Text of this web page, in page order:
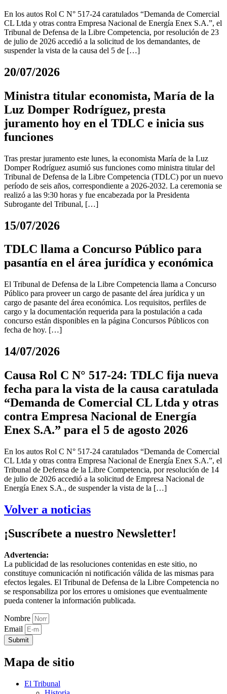
En los autos Rol C N° 517-24 caratulados “Demanda de Comercial
CL Ltda y otras contra Empresa Nacional de Energía Enex S.A.”, el
Tribunal de Defensa de la Libre Competencia, por resolución de 23
de julio de 2026 accedió a la solicitud de los demandantes, de
suspender la vista de la causa del 5 de […]
20/07/2026
Ministra titular economista, María de la
Luz Domper Rodríguez, presta
juramento hoy en el TDLC e inicia sus
funciones
Tras prestar juramento este lunes, la economista María de la Luz
Domper Rodríguez asumió sus funciones como ministra titular del
Tribunal de Defensa de la Libre Competencia (TDLC) por un nuevo
período de seis años, correspondiente a 2026-2032. La ceremonia se
realizó a las 9:30 horas y fue encabezada por la Presidenta
Subrogante del Tribunal, […]
15/07/2026
TDLC llama a Concurso Público para
pasantía en el área jurídica y económica
El Tribunal de Defensa de la Libre Competencia llama a Concurso
Público para proveer un cargo de pasante del área jurídica y un
cargo de pasante del área económica. Los requisitos, perfiles de
cargo y la documentación requerida para la postulación a cada
concurso están disponibles en la página Concursos Públicos con
fecha de hoy. […]
14/07/2026
Causa Rol C N° 517-24: TDLC fija nueva
fecha para la vista de la causa caratulada
“Demanda de Comercial CL Ltda y otras
contra Empresa Nacional de Energía
Enex S.A.” para el 5 de agosto 2026
En los autos Rol C N° 517-24 caratulados “Demanda de Comercial
CL Ltda y otras contra Empresa Nacional de Energía Enex S.A.”, el
Tribunal de Defensa de la Libre Competencia, por resolución de 14
de julio de 2026 accedió a la solicitud de Empresa Nacional de
Energía Enex S.A., de suspender la vista de la […]
Volver a noticias
¡Suscríbete a nuestro Newsletter!
Advertencia:
La publicidad de las resoluciones contenidas en este sitio, no
constituye comunicación ni notificación válida de las mismas para
efectos legales. El Tribunal de Defensa de la Libre Competencia no
se responsabiliza por los errores u omisiones que eventualmente
pueda contener la información publicada.
Nombre
Email
Submit
Mapa de sitio
El Tribunal